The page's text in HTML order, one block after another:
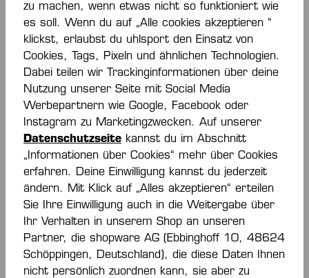
IMMER INFORMIERT
UND SPAREN!
Sei der Erste bei neuen Produkten und
Aktionen. Plus 15% Rabatt!
zu machen, wenn etwas nicht so funktioniert wie
es soll. Wenn du auf „Alle cookies akzeptieren “
klickst, erlaubst du uhlsport den Einsatz von
Cookies, Tags, Pixeln und ähnlichen Technologien.
Dabei teilen wir Trackinginformationen über deine
Nutzung unserer Seite mit Social Media
Werbepartnern wie Google, Facebook oder
Instagram zu Marketingzwecken. Auf unserer
Datenschutzseite kannst du im Abschnitt
„Informationen über Cookies“ mehr über Cookies
erfahren. Deine Einwilligung kannst du jederzeit
ändern. Mit Klick auf „Alles akzeptieren“ erteilen
Sie Ihre Einwilligung auch in die Weitergabe über
Ihr Verhalten in unserem Shop an unseren
Partner, die shopware AG (Ebbinghoff 10, 48624
Schöppingen, Deutschland), die diese Daten Ihnen
nicht persönlich zuordnen kann, sie aber zu